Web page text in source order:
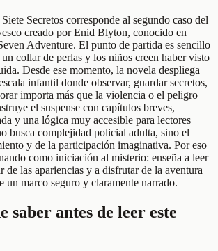
Secretos corresponde al segundo caso del
creado por Enid Blyton, conocido en
Adventure. El punto de partida es sencillo
collar de perlas y los niños creen haber visto
Desde ese momento, la novela despliega
infantil donde observar, guardar secretos,
importa más que la violencia o el peligro
el suspense con capítulos breves,
y una lógica muy accesible para lectores
busca complejidad policial adulta, sino el
y de la participación imaginativa. Por eso
como iniciación al misterio: enseña a leer
de las apariencias y a disfrutar de la aventura
un marco seguro y claramente narrado.
saber antes de leer este